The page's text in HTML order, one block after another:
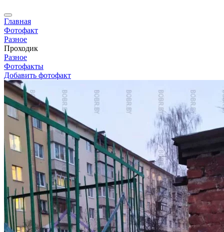
Главная
Фотофакт
Разное
Проходик
Разное
Фотофакты
Добавить фотофакт